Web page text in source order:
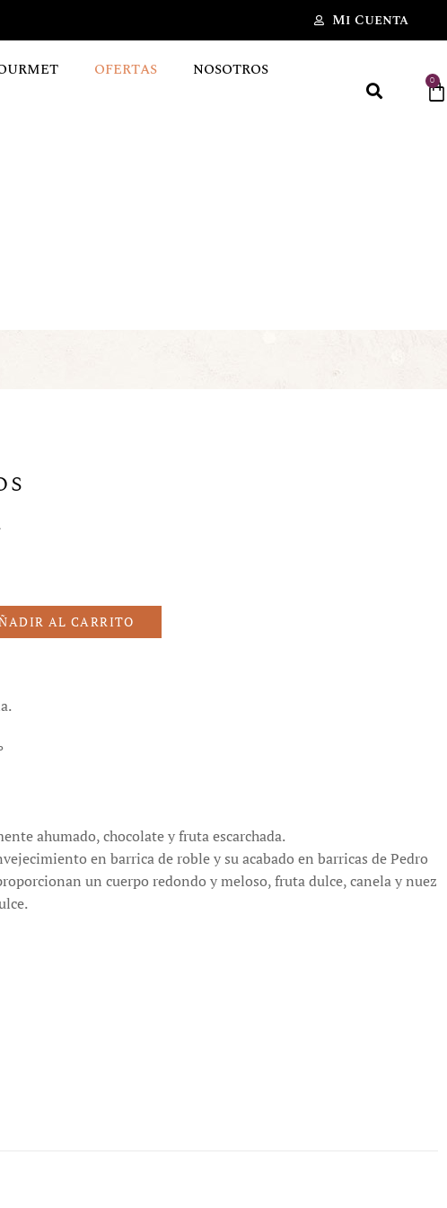
Mi Cuenta
OFERTAS
NOSOTROS
0
AL CARRITO
ahumado, chocolate y fruta escarchada.
en barrica de roble y su acabado en barricas de Pedro
un cuerpo redondo y meloso, fruta dulce, canela y nuez